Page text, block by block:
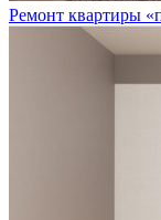
Ремонт квартиры